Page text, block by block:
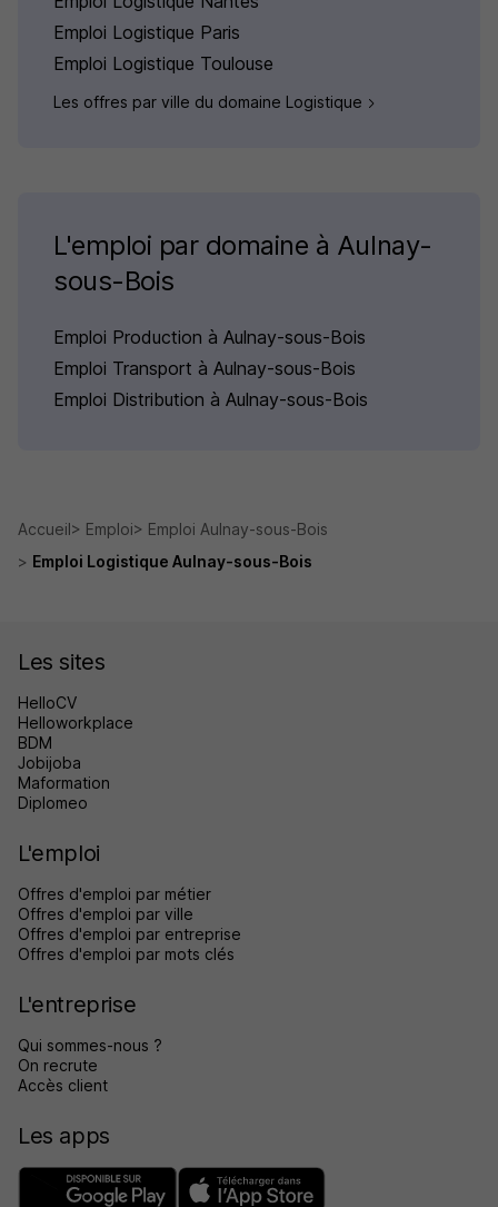
Emploi Logistique Paris
Emploi Logistique Toulouse
Les offres par ville du domaine Logistique
L'emploi par domaine à Aulnay-
sous-Bois
Emploi Production à Aulnay-sous-Bois
Emploi Transport à Aulnay-sous-Bois
Emploi Distribution à Aulnay-sous-Bois
Accueil Emploi
Emploi Aulnay-sous-Bois
Emploi Logistique Aulnay-sous-Bois
Les sites
HelloCV
Helloworkplace
BDM
Jobijoba
Maformation
Diplomeo
L'emploi
Offres d'emploi par métier
Offres d'emploi par ville
Offres d'emploi par entreprise
Offres d'emploi par mots clés
L'entreprise
Qui sommes-nous ?
On recrute
Accès client
Les apps